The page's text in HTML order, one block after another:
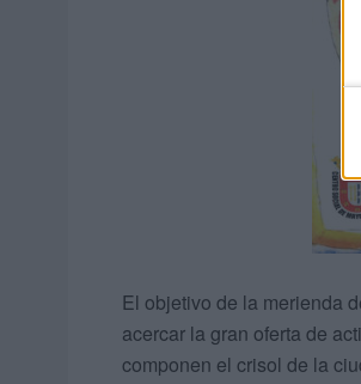
El objetivo de la merienda
acercar la gran oferta de
componen el crisol de la